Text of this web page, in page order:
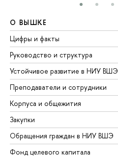
О ВЫШКЕ
Цифры и факты
Руководство и структура
Устойчивое развитие в НИУ ВШЭ
Преподаватели и сотрудники
Корпуса и общежития
Закупки
Обращения граждан в НИУ ВШЭ
Фонд целевого капитала